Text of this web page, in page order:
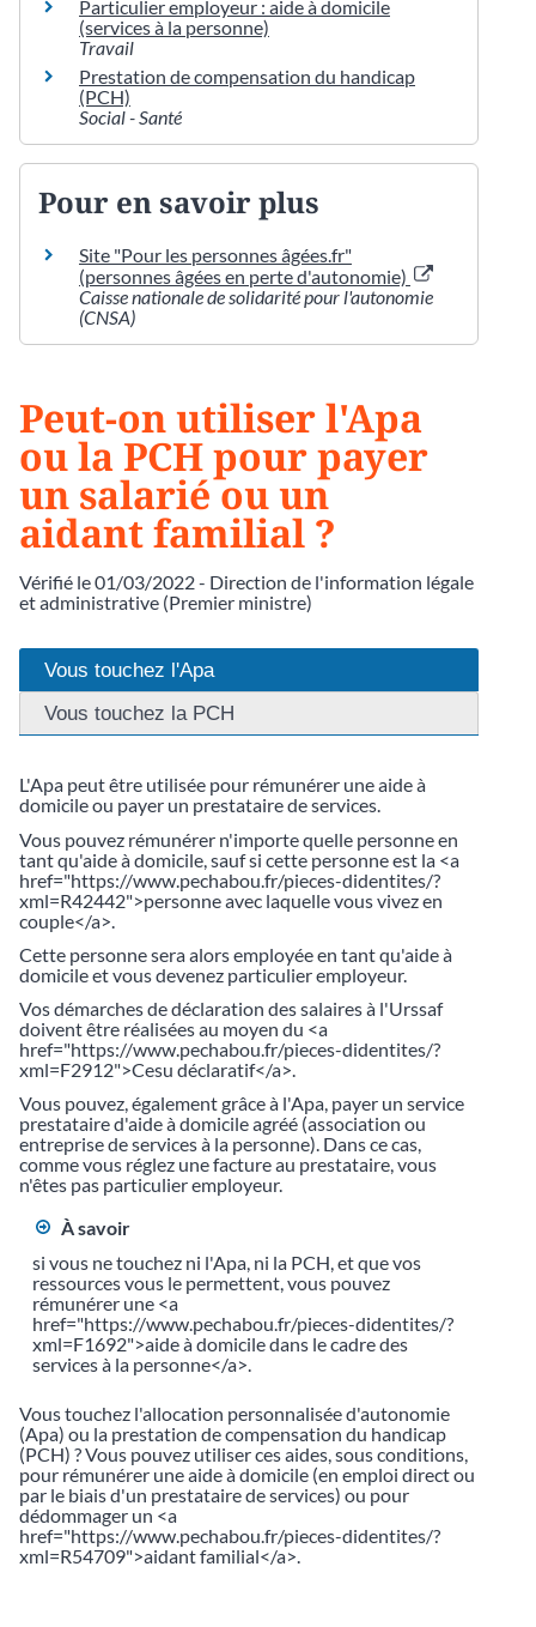
Particulier employeur : aide à domicile
(services à la personne)
Travail
Prestation de compensation du handicap
(PCH)
Social - Santé
Pour en savoir plus
Site "Pour les personnes âgées.fr"
(personnes âgées en perte d'autonomie)
Caisse nationale de solidarité pour l'autonomie
(CNSA)
Peut-on utiliser l'Apa
ou la PCH pour payer
un salarié ou un
aidant familial ?
Vérifié le 01/03/2022 - Direction de l'information légale
et administrative (Premier ministre)
Vous touchez l'Apa
Vous touchez la PCH
L'Apa peut être utilisée pour rémunérer une aide à
domicile ou payer un prestataire de services.
Vous pouvez rémunérer n'importe quelle personne en
tant qu'aide à domicile, sauf si cette personne est la <a
href="https://www.pechabou.fr/pieces-didentites/?
xml=R42442">personne avec laquelle vous vivez en
couple</a>.
Cette personne sera alors employée en tant qu'aide à
domicile et vous devenez particulier employeur.
Vos démarches de déclaration des salaires à l'Urssaf
doivent être réalisées au moyen du <a
href="https://www.pechabou.fr/pieces-didentites/?
xml=F2912">Cesu déclaratif</a>.
Vous pouvez, également grâce à l'Apa, payer un service
prestataire d'aide à domicile agréé (association ou
entreprise de services à la personne). Dans ce cas,
comme vous réglez une facture au prestataire, vous
n'êtes pas particulier employeur.
À savoir
si vous ne touchez ni l'Apa, ni la PCH, et que vos
ressources vous le permettent, vous pouvez
rémunérer une <a
href="https://www.pechabou.fr/pieces-didentites/?
xml=F1692">aide à domicile dans le cadre des
services à la personne</a>.
Vous touchez l'allocation personnalisée d'autonomie
(Apa) ou la prestation de compensation du handicap
(PCH) ? Vous pouvez utiliser ces aides, sous conditions,
pour rémunérer une aide à domicile (en emploi direct ou
par le biais d'un prestataire de services) ou pour
dédommager un <a
href="https://www.pechabou.fr/pieces-didentites/?
xml=R54709">aidant familial</a>.